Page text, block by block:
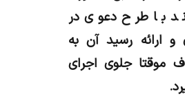
با طرح دعوی در
و ارائه رسید آن به
موقتا جلوی اجرای